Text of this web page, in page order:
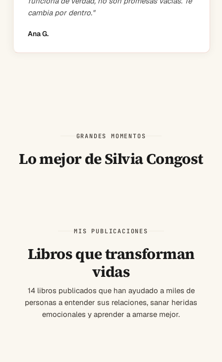
cambia por dentro."
Ana G.
GRANDES MOMENTOS
Lo mejor de Silvia Congost
MIS PUBLICACIONES
Libros que transforman
vidas
14 libros publicados que han ayudado a miles de
personas a entender sus relaciones, sanar heridas
emocionales y aprender a amarse mejor.